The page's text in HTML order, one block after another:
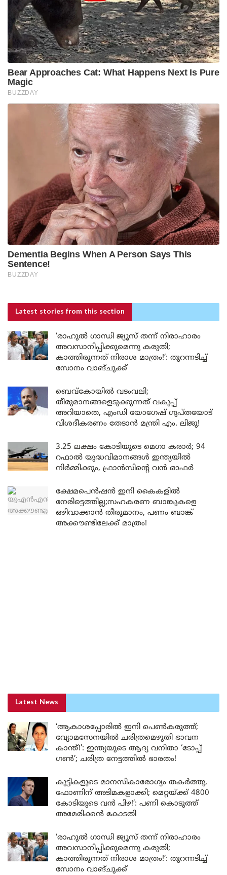
Latest stories from this section
‘രാഹുൽ ഗാന്ധി ജ്യൂസ് തന്ന് നിരാഹാരം
അവസാനിപ്പിക്കുമെന്നു കരുതി;
കാത്തിരുന്നത് നിരാശ മാത്രം!’: തുറന്നടിച്ച്
സോനം വാങ്‌ചുക്ക്
ബെവ്കോയിൽ വടംവലി;
തീരുമാനങ്ങളെടുക്കുന്നത് വകുപ്പ്
അറിയാതെ, എംഡി യോഗേഷ് ഗുപ്തയോട്
വിശദീകരണം തേടാൻ മന്ത്രി എം. ലിജു!
3.25 ലക്ഷം കോടിയുടെ മെഗാ കരാർ; 94
റഫാൽ യുദ്ധവിമാനങ്ങൾ ഇന്ത്യയിൽ
നിർമ്മിക്കും, ഫ്രാൻസിന്റെ വൻ ഓഫർ
ക്ഷേമപെൻഷൻ ഇനി കൈകളിൽ
നേരിട്ടെത്തില്ല;സഹകരണ ബാങ്കുകളെ
ഒഴിവാക്കാൻ തീരുമാനം, പണം ബാങ്ക്
അക്കൗണ്ടിലേക്ക് മാത്രം!
Latest News
‘ആകാശപ്പോരിൽ ഇനി പെൺകരുത്ത്;
വ്യോമസേനയിൽ ചരിത്രമെഴുതി ഭാവന
കാന്ത്!’: ഇന്ത്യയുടെ ആദ്യ വനിതാ ‘ടോപ്പ്
ഗൺ’; ചരിത്ര നേട്ടത്തിൽ ഭാരതം!
കുട്ടികളുടെ മാനസികാരോഗ്യം തകർത്തു,
ഫോണിന് അടിമകളാക്കി; മെറ്റയ്ക്ക് 4800
കോടിയുടെ വൻ പിഴ!’: പണി കൊടുത്ത്
അമേരിക്കൻ കോടതി
‘രാഹുൽ ഗാന്ധി ജ്യൂസ് തന്ന് നിരാഹാരം
അവസാനിപ്പിക്കുമെന്നു കരുതി;
കാത്തിരുന്നത് നിരാശ മാത്രം!’: തുറന്നടിച്ച്
സോനം വാങ്‌ചുക്ക്